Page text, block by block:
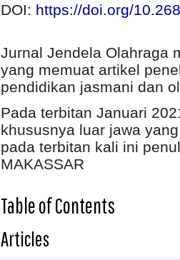
DOI: https://doi.org/
Jurnal Jendela Olahraga
yang memuat artikel
pendidikan jasmani dan
Pada terbitan Januari
khususnya luar jawa
pada terbitan kali ini
MAKASSAR
Table of Contents
Articles